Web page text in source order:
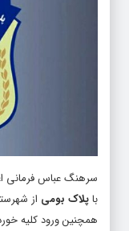
سرهنگ عباس فرمانی
باپلاک بومی از
همچنین ورود کلیه